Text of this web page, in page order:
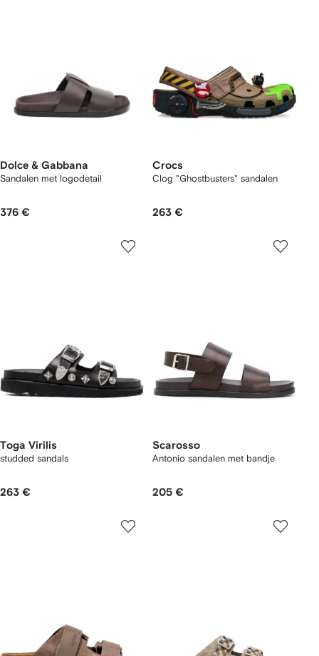
Dolce & Gabbana
Sandalen met logodetail
376 €
Crocs
Clog "Ghostbusters" sandalen
263 €
Toga Virilis
studded sandals
263 €
Scarosso
Antonio sandalen met bandje
205 €